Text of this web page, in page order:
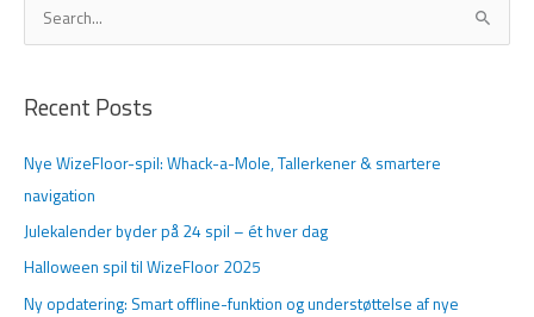
ø
e
r
:
Recent Posts
Nye WizeFloor-spil: Whack-a-Mole, Tallerkener & smartere
navigation
Julekalender byder på 24 spil – ét hver dag
Halloween spil til WizeFloor 2025
Ny opdatering: Smart offline-funktion og understøttelse af nye